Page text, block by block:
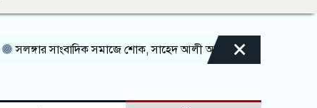
সলঙ্গার সাংবাদিক সমাজে শোক, সাহেদ আলী আর নেই ×